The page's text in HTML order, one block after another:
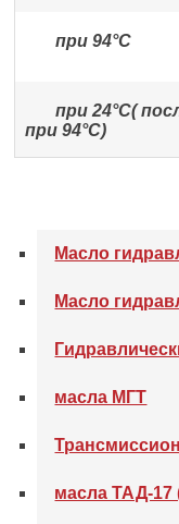
при 94°С
при 24°С(
при 94°С)
Масло
Масло
масла МГТ
масла ТАД-17